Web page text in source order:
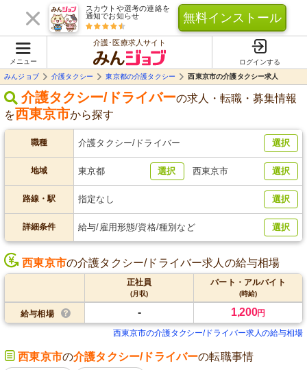
スカウトや選考の連絡を
通知でお知らせ
無料インストール
メニュー
介護･医療求人サイト
ログインする
みんジョブ
介護タクシー 東京都の介護タクシー 西東京市の介護タクシー求人
介護タクシー/ドライバーの求人・転職・募集情報
を西東京市から探す
職種 介護タクシー/ドライバー 選択
地域 東京都 選択 西東京市 選択
路線・駅 指定なし 選択
詳細条件 給与/雇用形態/資格/種別など 選択
西東京市の介護タクシー/ドライバー求人の給与相場
正社員
(月収)
パート・アルバイト
(時給)
給与相場 - 1,200円
西東京市の介護タクシー/ドライバー求人の給与相場
西東京市の介護タクシー/ドライバーの転職事情